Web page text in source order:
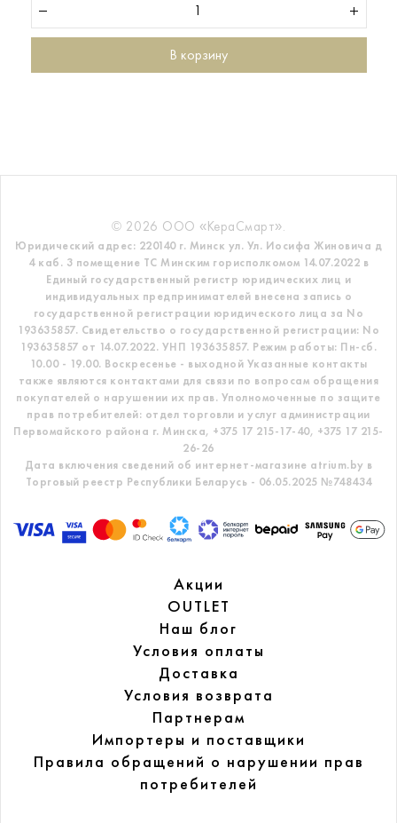
В корзину
© 2026 ООО «КераСмарт».
Юридический адрес: 220140 г. Минск ул. Ул. Иосифа Жиновича д
4 каб. 3 помещение ТС Минским горисполкомом 14.07.2022 в
Единый государственный регистр юридических лиц и
индивидуальных предпринимателей внесена запись о
государственной регистрации юридического лица за No
193635857. Свидетельство о государственной регистрации: No
193635857 от 14.07.2022. УНП 193635857. Режим работы: Пн-сб.
10.00 - 19.00. Воскресенье - выходной Указанные контакты
также являются контактами для связи по вопросам обращения
покупателей о нарушении их прав. Уполномоченные по защите
прав потребителей: отдел торговли и услуг администрации
Первомайского района г. Минска, +375 17 215-17-40, +375 17 215-
26-26
Дата включения сведений об интернет-магазине atrium.by в
Торговый реестр Республики Беларусь - 06.05.2025 №748434
Акции
OUTLET
Наш блог
Условия оплаты
Доставка
Условия возврата
Партнерам
Импортеры и поставщики
Правила обращений о нарушении прав
потребителей